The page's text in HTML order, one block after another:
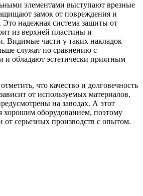
элементами выступают врезные
замок от повреждения и
Это надежная система защиты от
из верхней пластины и
Видимые части у таких накладок
служат по сравнению с
и обладают эстетически приятным
что качество и долговечность
от используемых материалов,
на заводах. А этот
хорошим оборудованием, поэтому
от серьезных производств с опытом.